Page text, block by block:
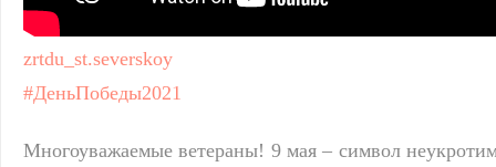
zrtdu_st.severskoy
#ДеньПобеды2021
Многоуважаемые ветераны! 9 мая – символ